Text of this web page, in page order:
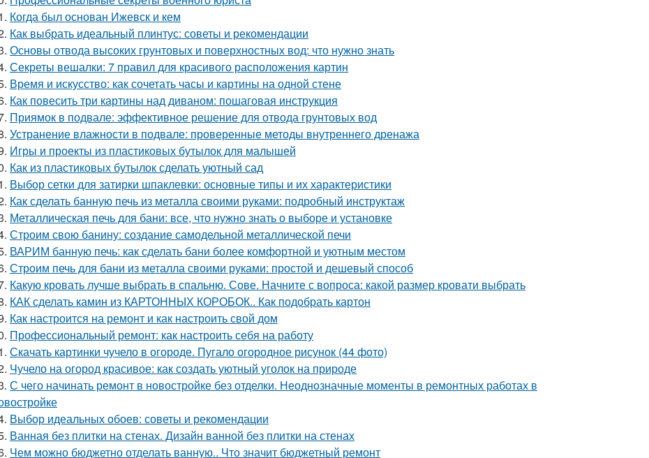
Когда был основан Ижевск и кем
Как выбрать идеальный плинтус: советы и рекомендации
Основы отвода высоких грунтовых и поверхностных вод: что нужно знать
Секреты вешалки: 7 правил для красивого расположения картин
Время и искусство: как сочетать часы и картины на одной стене
Как повесить три картины над диваном: пошаговая инструкция
Приямок в подвале: эффективное решение для отвода грунтовых вод
Устранение влажности в подвале: проверенные методы внутреннего дренажа
Игры и проекты из пластиковых бутылок для малышей
Как из пластиковых бутылок сделать уютный сад
Выбор сетки для затирки шпаклевки: основные типы и их характеристики
Как сделать банную печь из металла своими руками: подробный инструктаж
Металлическая печь для бани: все, что нужно знать о выборе и установке
Строим свою банину: создание самодельной металлической печи
ВАРИМ банную печь: как сделать бани более комфортной и уютным местом
Строим печь для бани из металла своими руками: простой и дешевый способ
Какую кровать лучше выбрать в спальню. Сове. Начните с вопроса: какой размер кровати выбрать
КАК сделать камин из КАРТОННЫХ КОРОБОК.. Как подобрать картон
Как настроится на ремонт и как настроить свой дом
Профессиональный ремонт: как настроить себя на работу
Скачать картинки чучело в огороде. Пугало огородное рисунок (44 фото)
Чучело на огород красивое: как создать уютный уголок на природе
С чего начинать ремонт в новостройке без отделки. Неоднозначные моменты в ремонтных работах в
Выбор идеальных обоев: советы и рекомендации
Ванная без плитки на стенах. Дизайн ванной без плитки на стенах
Чем можно бюджетно отделать ванную.. Что значит бюджетный ремонт